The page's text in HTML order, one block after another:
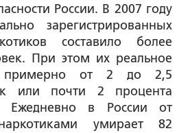
России. В 2007 году
зарегистрированных
составило более
При этом их реальное
примерно от 2 до 2,5
или почти 2 процента
Ежедневно в России от
умирает 82